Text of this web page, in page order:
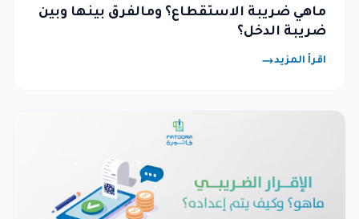
ماهي ضريبة الاستقطاع؟ ومالفرق بينها وبين
ضريبة الدخل؟
اقرأ المزيد